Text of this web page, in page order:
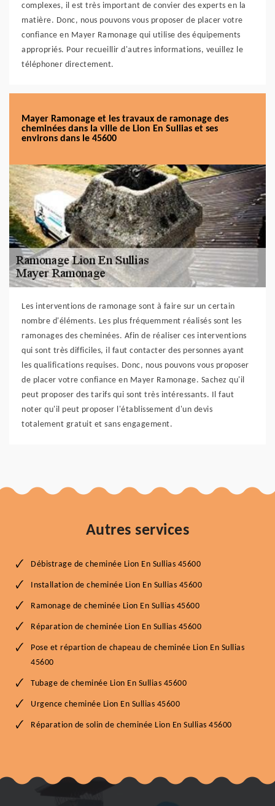
complexes, il est très important de convier des experts en la
matière. Donc, nous pouvons vous proposer de placer votre
confiance en Mayer Ramonage qui utilise des équipements
appropriés. Pour recueillir d'autres informations, veuillez le
téléphoner directement.
Mayer Ramonage et les travaux de ramonage des
cheminées dans la ville de Lion En Sullias et ses
environs dans le 45600
Les interventions de ramonage sont à faire sur un certain
nombre d'éléments. Les plus fréquemment réalisés sont les
ramonages des cheminées. Afin de réaliser ces interventions
qui sont très difficiles, il faut contacter des personnes ayant
les qualifications requises. Donc, nous pouvons vous proposer
de placer votre confiance en Mayer Ramonage. Sachez qu'il
peut proposer des tarifs qui sont très intéressants. Il faut
noter qu'il peut proposer l'établissement d'un devis
totalement gratuit et sans engagement.
Autres services
Débistrage de cheminée Lion En Sullias 45600
Installation de cheminée Lion En Sullias 45600
Ramonage de cheminée Lion En Sullias 45600
Réparation de cheminée Lion En Sullias 45600
Pose et répartion de chapeau de cheminée Lion En Sullias
45600
Tubage de cheminée Lion En Sullias 45600
Urgence cheminée Lion En Sullias 45600
Réparation de solin de cheminée Lion En Sullias 45600